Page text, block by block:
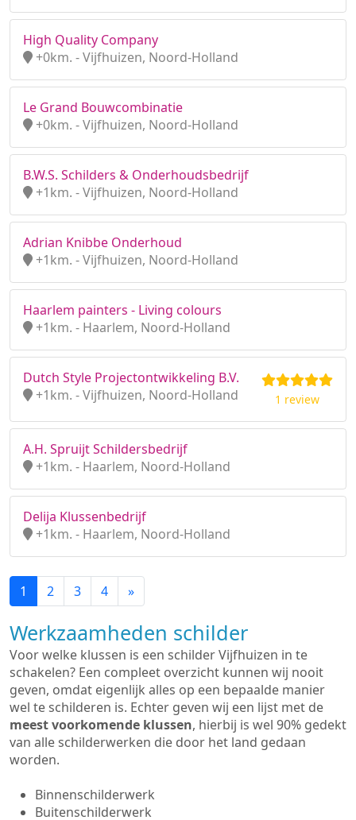
High Quality Company
+0km. - Vijfhuizen, Noord-Holland
Le Grand Bouwcombinatie
+0km. - Vijfhuizen, Noord-Holland
B.W.S. Schilders & Onderhoudsbedrijf
+1km. - Vijfhuizen, Noord-Holland
Adrian Knibbe Onderhoud
+1km. - Vijfhuizen, Noord-Holland
Haarlem painters - Living colours
+1km. - Haarlem, Noord-Holland
Dutch Style Projectontwikkeling B.V.
+1km. - Vijfhuizen, Noord-Holland
1 review
A.H. Spruijt Schildersbedrijf
+1km. - Haarlem, Noord-Holland
Delija Klussenbedrijf
+1km. - Haarlem, Noord-Holland
1 2 3 4 »
Werkzaamheden schilder
Voor welke klussen is een schilder Vijfhuizen in te
schakelen? Een compleet overzicht kunnen wij nooit
geven, omdat eigenlijk alles op een bepaalde manier
wel te schilderen is. Echter geven wij een lijst met de
meest voorkomende klussen, hierbij is wel 90% gedekt
van alle schilderwerken die door het land gedaan
worden.
Binnenschilderwerk
Buitenschilderwerk